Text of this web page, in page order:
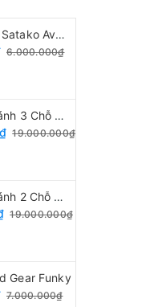
Xe Đạp Đua Satako Avakan
6.000.000₫
Xe Điện 3 Bánh 3 Chỗ Ngồi
19.000.000₫
Xe Điện 3 Bánh 2 Chỗ Ngồi
19.000.000₫
Gear Funky
7.000.000₫